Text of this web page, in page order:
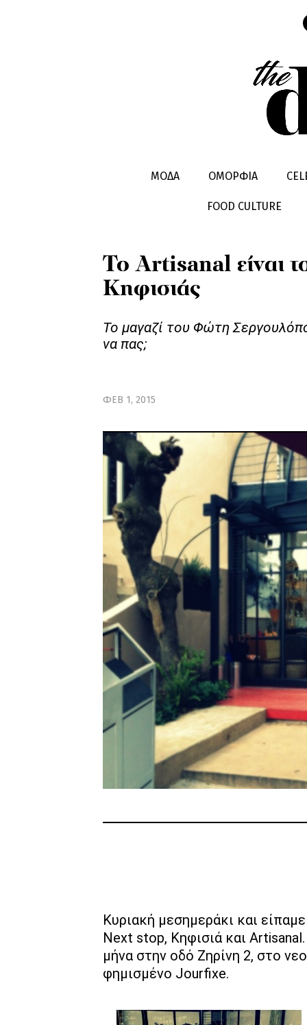
ΜΟΔΑ ΟΜΟΡΦΙΑ
FOOD CULTURE
LIFESTYLE EXODOS
To Artisanal είναι
Κηφισιάς
Το μαγαζί του Φώτη
να πας;
ΦΕΒ 1, 2015
Κυριακή μεσημεράκι και
Next stop, Κηφισιά και
μήνα στην οδό Ζηρίνη 2, στο
φημισμένο Jourfixe.